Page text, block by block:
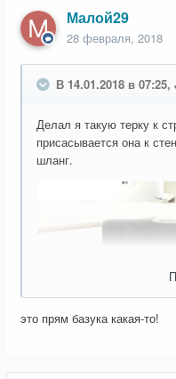
Малой29
28 февраля, 2018
В 14.01.2018 в 07:25,
Делал я такую терку к
присасывается она к
шланг.
это прям базука какая-то!